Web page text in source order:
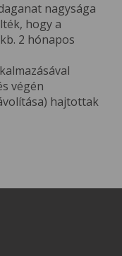
nagysága
hogy a
2 hónapos
végén
hajtottak